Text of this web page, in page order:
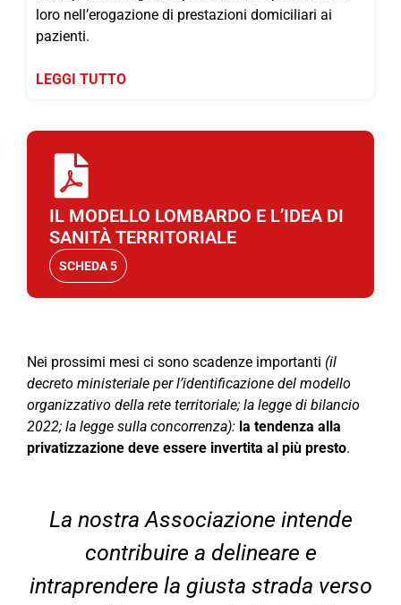
loro nell’erogazione di prestazioni domiciliari ai
pazienti.
LEGGI TUTTO
IL MODELLO LOMBARDO E L’IDEA DI
SANITÀ TERRITORIALE
SCHEDA 5
Nei prossimi mesi ci sono scadenze importanti (il
decreto ministeriale per l’identificazione del modello
organizzativo della rete territoriale; la legge di bilancio
2022; la legge sulla concorrenza): la tendenza alla
privatizzazione deve essere invertita al più presto.
La nostra Associazione intende
contribuire a delineare e
intraprendere la giusta strada verso